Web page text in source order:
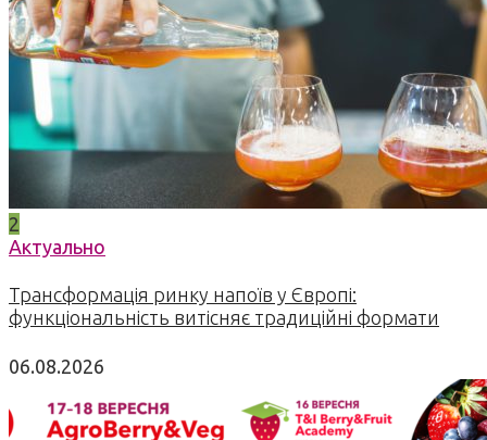
2
Актуально
Трансформація ринку напоїв у Європі:
функціональність витісняє традиційні формати
06.08.2026